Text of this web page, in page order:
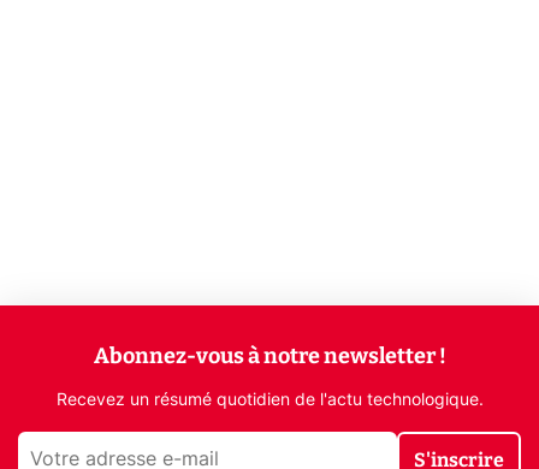
Abonnez-vous à notre newsletter !
Recevez un résumé quotidien de l'actu technologique.
S'inscrire